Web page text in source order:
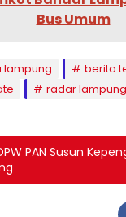
Bus Umum
lampung
berita
radar
PAN Susun